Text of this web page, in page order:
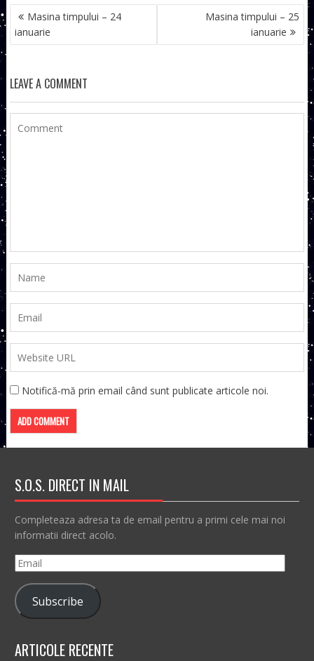
NAVIGARE
ÎN
ARTICOLE
Masina timpului – 24
ianuarie
Masina timpului – 25
ianuarie
LEAVE A COMMENT
Notifică-mă prin email când sunt publicate articole noi.
S.O.S. DIRECT IN MAIL
Completeaza adresa ta de email pentru a primi cele mai noi
informatii direct acolo.
Email
Subscribe
ARTICOLE RECENTE